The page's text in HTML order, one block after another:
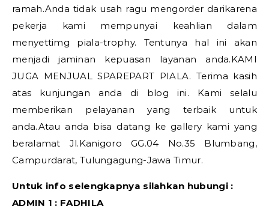
ramah.Anda tidak usah ragu mengorder darikarena
pekerja kami mempunyai keahlian dalam
menyettimg piala-trophy. Tentunya hal ini akan
menjadi jaminan kepuasan layanan anda.KAMI
JUGA MENJUAL SPAREPART PIALA. Terima kasih
atas kunjungan anda di blog ini. Kami selalu
memberikan pelayanan yang terbaik untuk
anda.Atau anda bisa datang ke gallery kami yang
beralamat Jl.Kanigoro GG.04 No.35 Blumbang,
Campurdarat, Tulungagung-Jawa Timur.
Untuk info selengkapnya silahkan hubungi :
ADMIN 1 : FADHILA